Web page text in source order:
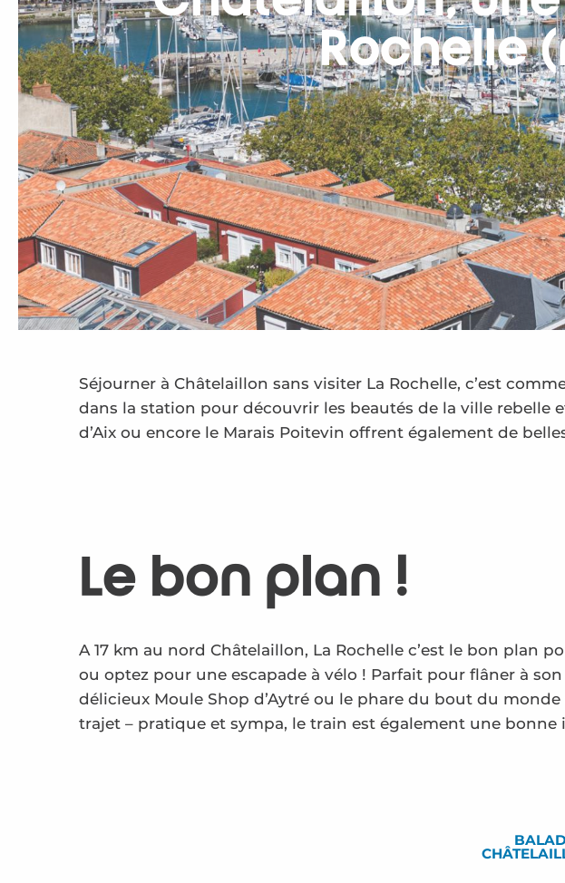
Rochelle
Séjourner à Châtelaillon sans visiter La Rochelle, c’est
dans la station pour découvrir les beautés de la ville rebelle
d’Aix ou encore le Marais Poitevin offrent également de
Le bon plan !
A 17 km au nord Châtelaillon, La Rochelle c’est le bon plan
ou optez pour une escapade à vélo ! Parfait pour flâner à
délicieux Moule Shop d’Aytré ou le phare du bout du
trajet – pratique et sympa, le train est également une bonne